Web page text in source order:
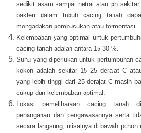
sedikit asam sampai netral atau ph
bakteri dalam tubuh cacing tanah
mengadakan pembusukan atau fermentasi.
Kelembaban yang optimal untuk
cacing tanah adalah antara 15-30 %.
Suhu yang diperlukan untuk pertumbuhan
kokon adalah sekitar 15–25 derajat C
yang lebih tinggi dari 25 derajat C masih
cukup dan kelembaban optimal.
Lokasi pemeliharaan cacing tanah
penanganan dan pengawasannya serta
secara langsung, misalnya di bawah pohon